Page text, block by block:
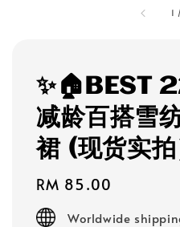
1
✨🏠BEST
减龄百搭雪
裙 (现货实拍
Regular
price
RM 85.00
Worldwide